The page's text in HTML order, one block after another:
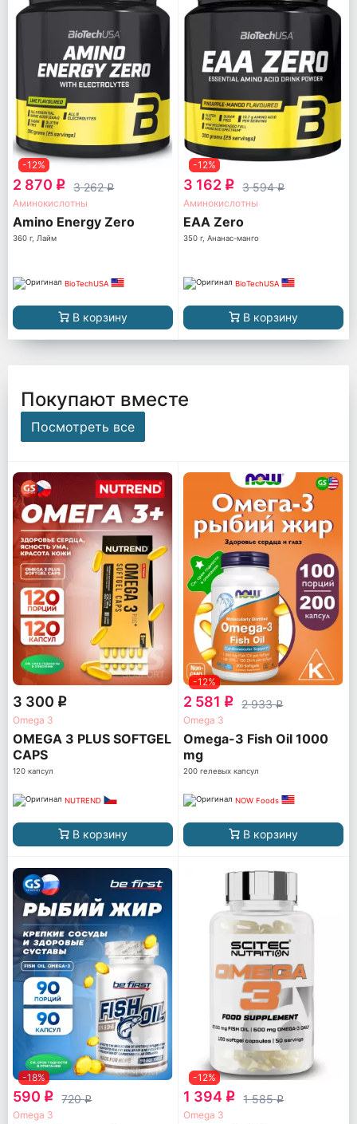
-12%
2 870 q 3 262q
Аминокислотны
Amino Energy Zero
360 г, Лайм
BioTechUSA
В корзину
-12%
3 162 q 3 594q
Аминокислотны
EAA Zero
350 г, Ананас-манго
BioTechUSA
В корзину
Покупают вместе
Посмотреть все
3 300 q
Omega 3
OMEGA 3 PLUS SOFTGEL
CAPS
120 капсул
NUTREND
В корзину
-12%
2 581 q 2 933q
Omega 3
Omega-3 Fish Oil 1000
mg
200 гелевых капсул
NOW Foods
В корзину
-18%
590 q 720q
Omega 3
-12%
1 394 q 1 585q
Omega 3